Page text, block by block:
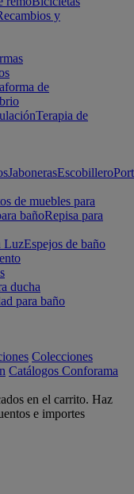
y
de
Terapia de
JabonerasEscobillero
de muebles para
bañoRepisa para
LuzEspejos de baño
ducha
para baño
Colecciones
Catálogos Conforama
en el carrito. Haz
e importes